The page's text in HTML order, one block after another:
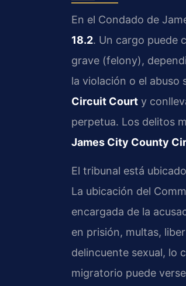
En el Condado de
18.2. Un cargo puede
grave (felony),
la violación o el abuso
Circuit Court y
perpetua. Los delitos
James City County
El tribunal está
La ubicación del
encargada de la
en prisión, multas,
delincuente sexual, lo
migratorio puede